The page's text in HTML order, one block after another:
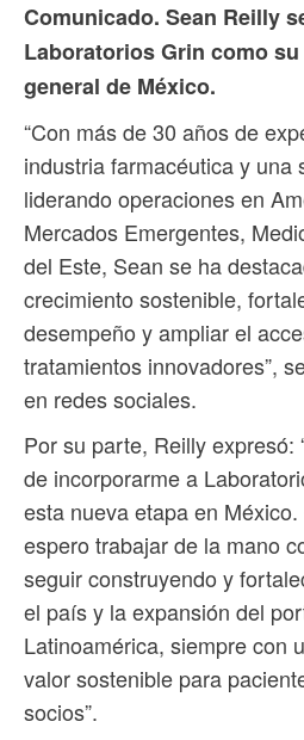
Comunicado. Sean Reilly
Laboratorios Grin como
general de México.
“Con más de 30 años de
industria farmacéutica y una
liderando operaciones en
Mercados Emergentes,
del Este, Sean se ha
crecimiento sostenible,
desempeño y ampliar el
tratamientos innovadores”,
en redes sociales.
Por su parte, Reilly expresó:
de incorporarme a
esta nueva etapa en
espero trabajar de la mano
seguir construyendo y
el país y la expansión del
Latinoamérica, siempre con
valor sostenible para
socios”.